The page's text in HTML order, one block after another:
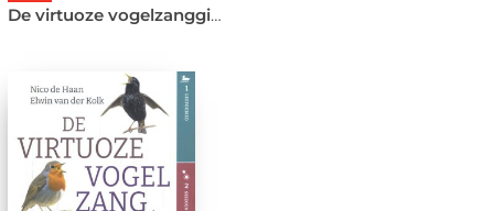
De virtuoze vogelzanggids